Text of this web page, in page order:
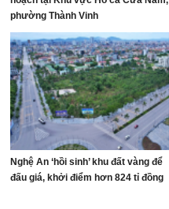
phường Thành Vinh
Nghệ An ‘hồi sinh’ khu đất vàng để
đấu giá, khởi điểm hơn 824 tỉ đồng